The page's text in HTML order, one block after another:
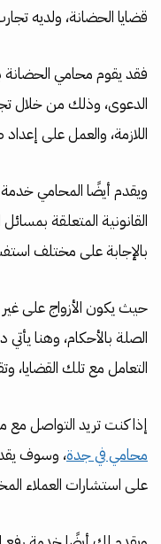
قضايا الحضانة، ولديه
فقد يقوم محامي
الدعوى، وذلك من خلال
اللازمة، والعمل على
ويقدم أيضًا المحامي خدمة
القانونية المتعلقة
بالإجابة على مختلف
حيث يكون الأزواج على
الصلة بالأحكام، وهنا يأتي
التعامل مع تلك القضايا،
إذا كنت تريد التواصل مع
محامي في جدة، وسوف
على استشارات العملاء